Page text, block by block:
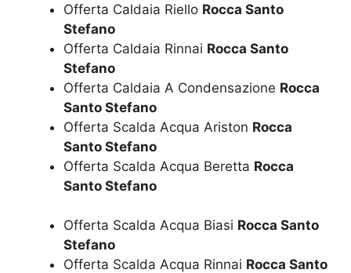
Offerta Caldaia Riello Rocca Santo
Stefano
Offerta Caldaia Rinnai Rocca Santo
Stefano
Offerta Caldaia A Condensazione Rocca
Santo Stefano
Offerta Scalda Acqua Ariston Rocca
Santo Stefano
Offerta Scalda Acqua Beretta Rocca
Santo Stefano
Offerta Scalda Acqua Biasi Rocca Santo
Stefano
Offerta Scalda Acqua Rinnai Rocca Santo